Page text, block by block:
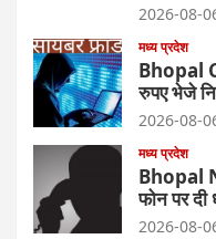
2026-08-
मध्य प्रदेश
Bhopal
रुपए भेजे
2026-08-
मध्य प्रदेश
Bhopal
फोन पर दी
2026-08-